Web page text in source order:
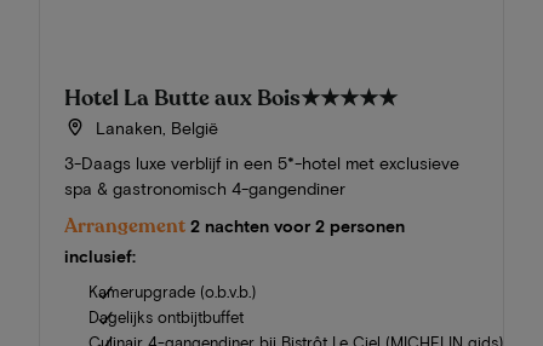
Hotel La Butte aux Bois★★★★★
Lanaken, België
3-Daags luxe verblijf in een 5*-hotel met exclusieve
spa & gastronomisch 4-gangendiner
Arrangement 2 nachten voor 2 personen
inclusief:
Kamerupgrade (o.b.v.b.)
Dagelijks ontbijtbuffet
Culinair 4-gangendiner bij Bistrôt Le Ciel (MICHELIN gids)